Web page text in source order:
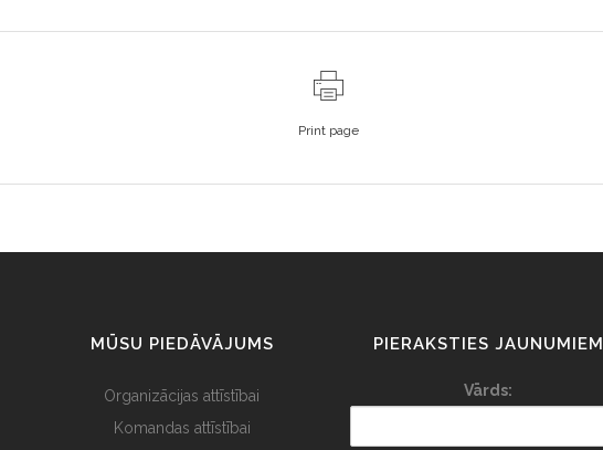
Print page
MŪSU PIEDĀVĀJUMS
Organizācijas attīstībai
Komandas attīstībai
PIERAKSTIES JAUNUMIEM
Vārds: